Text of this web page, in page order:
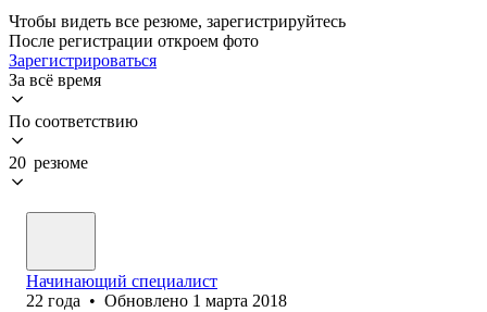
Чтобы видеть все резюме, зарегистрируйтесь
После регистрации откроем фото
Зарегистрироваться
За всё время
По соответствию
20 резюме
Начинающий специалист
22 года • Обновлено 1 марта 2018